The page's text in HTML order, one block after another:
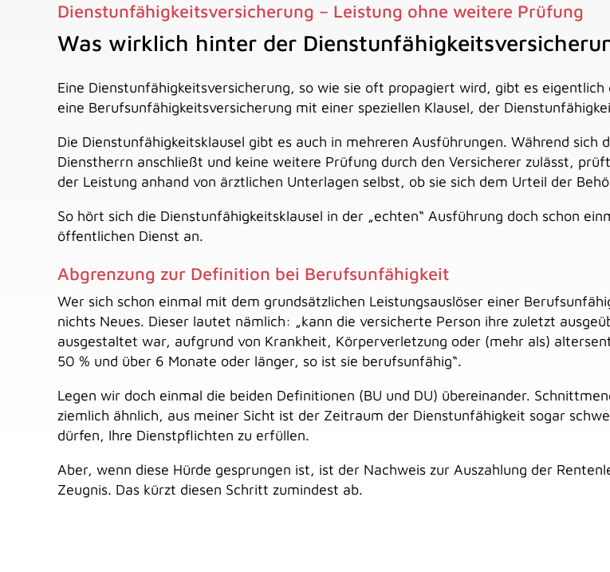
Dienstunfähigkeitsversicherung – Leistung ohne weitere Prüfung
Was wirklich hinter der
Eine Dienstunfähigkeitsversicherung, so wie sie oft propagiert wird, gibt es
eine Berufsunfähigkeitsversicherung mit einer speziellen Klausel, der
Die Dienstunfähigkeitsklausel gibt es auch in mehreren Ausführungen. Während sich
Dienstherrn anschließt und keine weitere Prüfung durch den Versicherer zulässt,
der Leistung anhand von ärztlichen Unterlagen selbst, ob sie sich dem Urteil der
So hört sich die Dienstunfähigkeitsklausel in der „echten“ Ausführung doch schon
öffentlichen Dienst an.
Abgrenzung zur Definition bei Berufsunfähigkeit
Wer sich schon einmal mit dem grundsätzlichen Leistungsauslöser einer
nichts Neues. Dieser lautet nämlich: „kann die versicherte Person ihre zuletzt
ausgestaltet war, aufgrund von Krankheit, Körperverletzung oder (mehr als)
50 % und über 6 Monate oder länger, so ist sie berufsunfähig“.
Legen wir doch einmal die beiden Definitionen (BU und DU) übereinander.
ziemlich ähnlich, aus meiner Sicht ist der Zeitraum der Dienstunfähigkeit sogar
dürfen, Ihre Dienstpflichten zu erfüllen.
Aber, wenn diese Hürde gesprungen ist, ist der Nachweis zur Auszahlung der
Zeugnis. Das kürzt diesen Schritt zumindest ab.